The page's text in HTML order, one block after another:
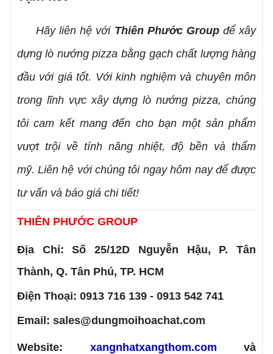
Hãy liên hệ với Thiên Phước Groupđể xây
dựng lò nướng pizza bằng gạch chất lượng hàng
đầu với giá tốt. Với kinh nghiệm và chuyên môn
trong lĩnh vực xây dựng lò nướng pizza, chúng
tôi cam kết mang đến cho bạn một sản phẩm
vượt trội về tính năng nhiệt, độ bền và thẩm
mỹ. Liên hệ với chúng tôi ngay hôm nay để được
tư vấn và báo giá chi tiết!
THIÊN PHƯỚC GROUP
Địa Chỉ: Số 25/12D Nguyễn Hậu, P. Tân
Thành, Q. Tân Phú, TP. HCM
Điện Thoại: 0913 716 139 - 0913 542 741
Email: sales@dungmoihoachat.com
Website: xangnhatxangthom.com và